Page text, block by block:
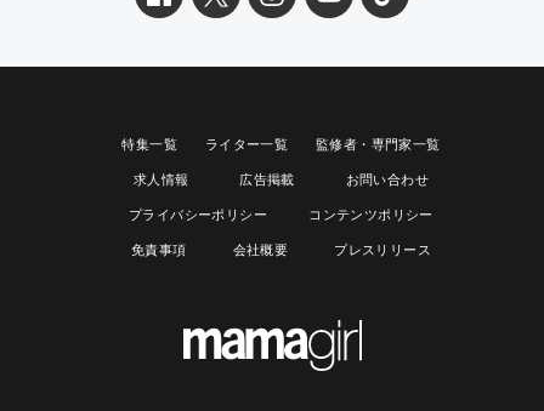
特集一覧 ライター一覧 監修者・専門家一覧
求人情報 広告掲載 お問い合わせ
プライバシーポリシー コンテンツポリシー
免責事項 会社概要 プレスリリース